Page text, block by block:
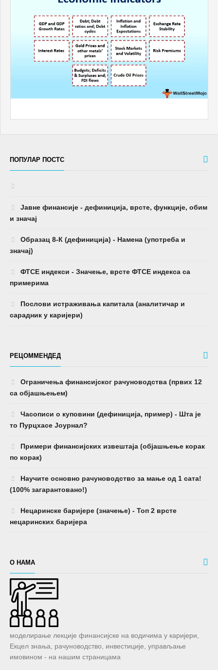
ПОПУЛАР ПОСТС
Јавне финансије - дефиниција, врсте, функције, обим
и значај
Образац 8-К (дефиниција) - Намена (употреба и
значај)
ФТСЕ индекси - Значење, врсте ФТСЕ индекса са
примерима
Послови истраживања капитала (аналитичар и
сарадник у каријери)
РЕЦОММЕНДЕД
Ограничења финансијског рачуноводства (првих 12
са објашњењем)
Часописи о куповини (дефиниција, пример) - Шта је
то Пурцхасе Јоурнал?
Примери финансијских извештаја (објашњење корак
по корак)
Научите основно рачуноводство за мање од 1 сата!
(100% загарантовано!)
Нецаринске баријере (значење) - Топ 2 врсте
нецаринских баријера
О НАМА
моделирање лекције финансијске на водичима у каријери,
Екцел знања, рачуноводство, инвестиције, управљање
имовином - на нашим страницама